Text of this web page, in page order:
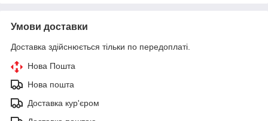
Умови доставки
Доставка здійснюється тільки по передоплаті.
Нова Пошта
Нова пошта
Доставка кур'єром